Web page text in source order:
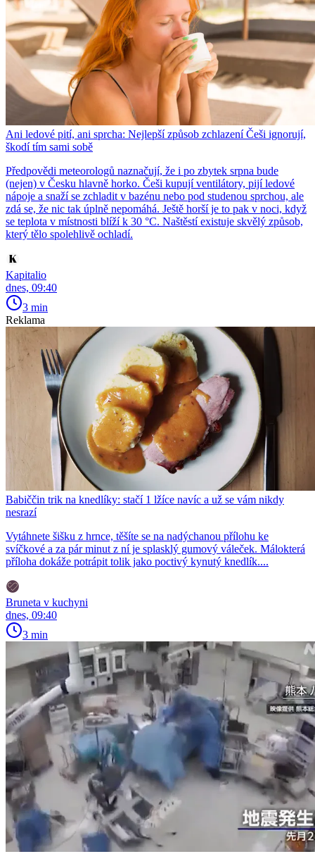
Ani ledové pití, ani sprcha: Nejlepší způsob zchlazení Češi ignorují,
škodí tím sami sobě
Předpovědi meteorologů naznačují, že i po zbytek srpna bude
(nejen) v Česku hlavně horko. Češi kupují ventilátory, pijí ledové
nápoje a snaží se zchladit v bazénu nebo pod studenou sprchou, ale
zdá se, že nic tak úplně nepomáhá. Ještě horší je to pak v noci, když
se teplota v místnosti blíží k 30 °C. Naštěstí existuje skvělý způsob,
který tělo spolehlivě ochladí.
Kapitalio
dnes, 09:40
3 min
Reklama
Babiččin trik na knedlíky: stačí 1 lžíce navíc a už se vám nikdy
nesrazí
Vytáhnete šišku z hrnce, těšíte se na nadýchanou přílohu ke
svíčkové a za pár minut z ní je splasklý gumový váleček. Málokterá
příloha dokáže potrápit tolik jako poctivý kynutý knedlík....
Bruneta v kuchyni
dnes, 09:40
3 min